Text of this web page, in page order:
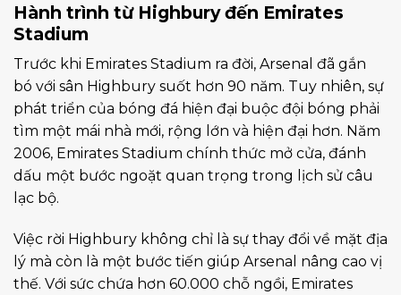
Hành trình từ Highbury đến Emirates
Stadium
Trước khi Emirates Stadium ra đời, Arsenal đã gắn
bó với sân Highbury suốt hơn 90 năm. Tuy nhiên, sự
phát triển của bóng đá hiện đại buộc đội bóng phải
tìm một mái nhà mới, rộng lớn và hiện đại hơn. Năm
2006, Emirates Stadium chính thức mở cửa, đánh
dấu một bước ngoặt quan trọng trong lịch sử câu
lạc bộ.
Việc rời Highbury không chỉ là sự thay đổi về mặt địa
lý mà còn là một bước tiến giúp Arsenal nâng cao vị
thế. Với sức chứa hơn 60.000 chỗ ngồi, Emirates